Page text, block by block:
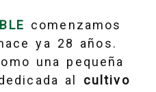
comenzamos
ya 28 años.
una pequeña
al cultivo